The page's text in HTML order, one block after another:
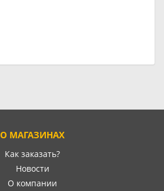
О МАГАЗИНАХ
Как заказать?
Новости
О компании